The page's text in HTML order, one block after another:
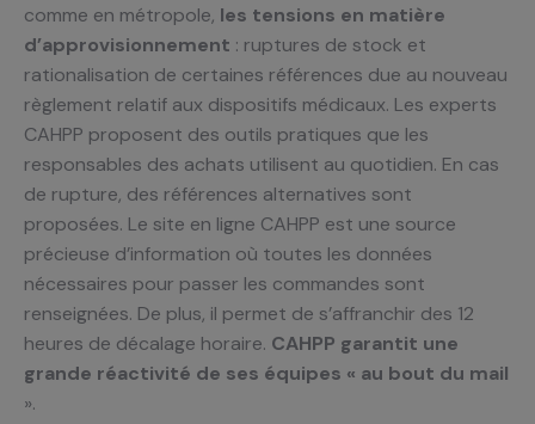
comme en métropole, les tensions en matière
d’approvisionnement : ruptures de stock et
rationalisation de certaines références due au nouveau
règlement relatif aux dispositifs médicaux. Les experts
CAHPP proposent des outils pratiques que les
responsables des achats utilisent au quotidien. En cas
de rupture, des références alternatives sont
proposées. Le site en ligne CAHPP est une source
précieuse d’information où toutes les données
nécessaires pour passer les commandes sont
renseignées. De plus, il permet de s’affranchir des 12
heures de décalage horaire. CAHPP garantit une
grande réactivité de ses équipes « au bout du mail
».